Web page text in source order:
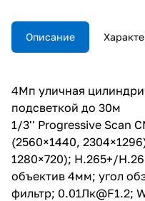
PEG, объектив 4мм; угол
77°; механический ИК-фильтр;
0.01Лк@F1.2; WDR (120dB);
TVS, IP67; -40°C до +60°C;
DC12В±25%/PoE(IEEE
7Вт макс.
Описание
4Мп уличная
подсветкой до 30м
1/3'' Progressive Scan
(2560×1440,
1280×720); H.265+/
объектив 4мм; угол
фильтр; 0.01Лк@F1.2;